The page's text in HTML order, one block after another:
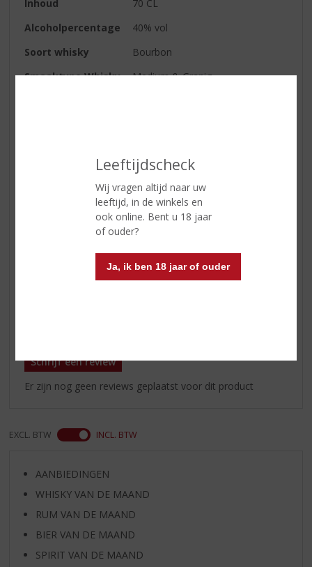
Leeftijdscheck
Wij vragen altijd naar uw
leeftijd, in de winkels en
ook online. Bent u 18 jaar
of ouder?
Ja, ik ben 18 jaar of ouder
Inhoud
70 CL
Alcoholpercentage
40% vol
Soort whisky
Bourbon
Smaaktype Whisky
Medium & Granig
tonen van bruine suiker en
kruidigheid die eiken verraadt.
Toffee, donker fruit en anijs
lange afdronk en een serieuze
Schrijf een review
Er zijn nog geen reviews geplaatst voor dit product
EXCL. BTW INCL. BTW
AANBIEDINGEN
WHISKY VAN DE MAAND
RUM VAN DE MAAND
BIER VAN DE MAAND
SPIRIT VAN DE MAAND